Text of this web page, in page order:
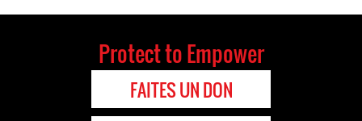
Protect to Empower
FAITES UN DON